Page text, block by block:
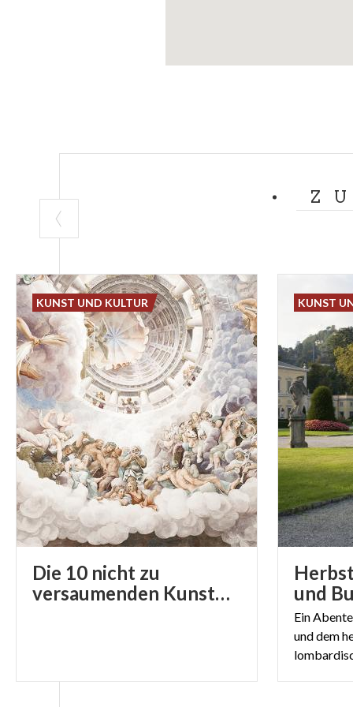
Die 10 nicht zu
versaumenden Kunstwerke in der Lombardei
KUNST UND KULTUR
und
Ein
und dem
KUNST